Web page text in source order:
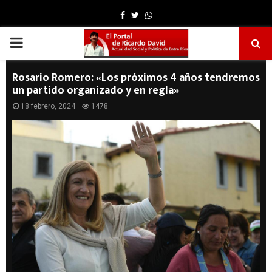
Facebook
TwitterWhatsapp
PRIMARY
MENU
Rosario Romero: «Los próximos 4 años tendremos
un partido organizado y en regla»
18 febrero, 2024 1478